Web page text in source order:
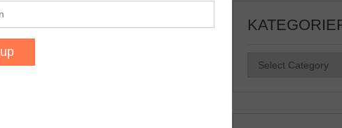
med multipla
KATEGORIER